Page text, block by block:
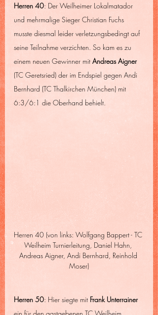
Herren 40: Der Weilheimer Lokalmatador
und mehrmalige Sieger Christian Fuchs
musste diesmal leider verletzungsbedingt auf
seine Teilnahme verzichten. So kam es zu
einem neuen Gewinner mit Andreas Aigner
(TC Geretsried) der im Endspiel gegen Andi
Bernhard (TC Thalkirchen München) mit
6:3/6:1 die Oberhand behielt.
Herren 40 (von links: Wolfgang Bappert - TC
Weilheim Turnierleitung, Daniel Hahn,
Andreas Aigner, Andi Bernhard, Reinhold
Moser)
Herren 50: Hier siegte mit Frank Unterrainer